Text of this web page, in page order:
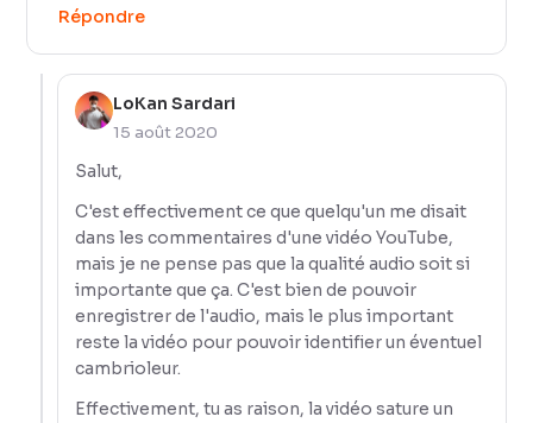
Répondre
LoKan Sardari
15 août 2020
Salut,
C'est effectivement ce que quelqu'un me disait
dans les commentaires d'une vidéo YouTube,
mais je ne pense pas que la qualité audio soit si
importante que ça. C'est bien de pouvoir
enregistrer de l'audio, mais le plus important
reste la vidéo pour pouvoir identifier un éventuel
cambrioleur.
Effectivement, tu as raison, la vidéo sature un